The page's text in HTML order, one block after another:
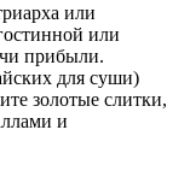
или
или
прибыли.
для суши)
золотые слитки,
и